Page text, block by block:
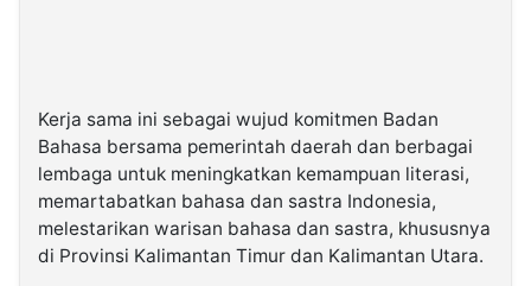
Kerja sama ini sebagai wujud komitmen Badan
Bahasa bersama pemerintah daerah dan berbagai
lembaga untuk meningkatkan kemampuan literasi,
memartabatkan bahasa dan sastra Indonesia,
melestarikan warisan bahasa dan sastra, khususnya
di Provinsi Kalimantan Timur dan Kalimantan Utara.